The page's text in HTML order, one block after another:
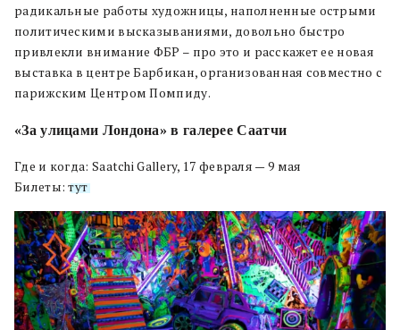
радикальные работы художницы, наполненные острыми
политическими высказываниями, довольно быстро
привлекли внимание ФБР – про это и расскажет ее новая
выставка в центре Барбикан, организованная совместно с
парижским Центром Помпиду.
«За улицами Лондона» в галерее Саатчи
Где и когда: Saatchi Gallery, 17 февраля — 9 мая
Билеты:тут